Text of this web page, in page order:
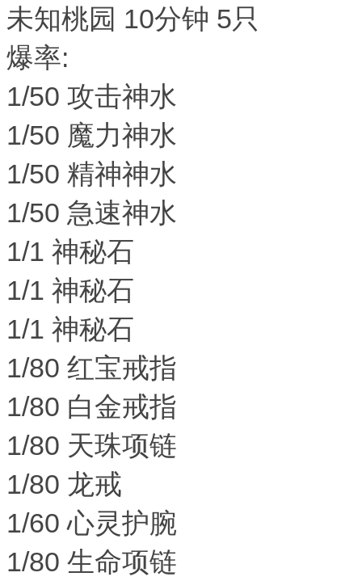
未知桃园 10分钟 5只
爆率:
1/50 攻击神水
1/50 魔力神水
1/50 精神神水
1/50 急速神水
1/1 神秘石
1/1 神秘石
1/1 神秘石
1/80 红宝戒指
1/80 白金戒指
1/80 天珠项链
1/80 龙戒
1/60 心灵护腕
1/80 生命项链